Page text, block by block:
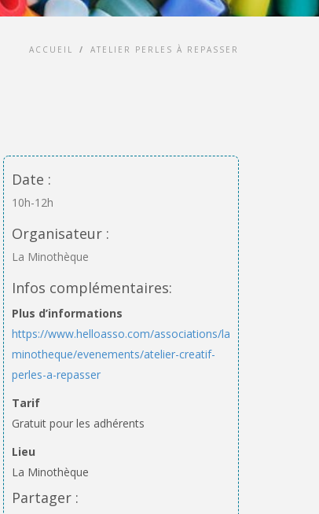
ACCUEIL / ATELIER PERLES À REPASSER
Date :
10h-12h
Organisateur :
La Minothèque
Infos complémentaires:
Plus d’informations
https://www.helloasso.com/associations/la-
minotheque/evenements/atelier-creatif-
perles-a-repasser
Tarif
Gratuit pour les adhérents
Lieu
La Minothèque
Partager :